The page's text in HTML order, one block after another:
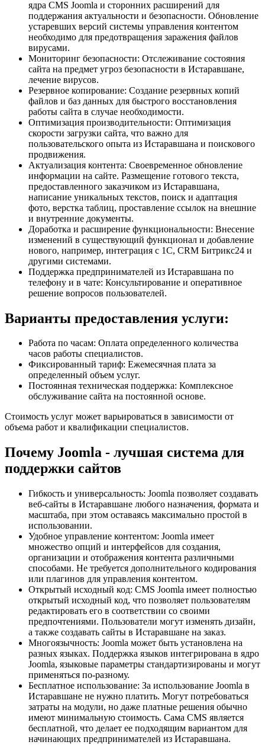
ядра CMS Joomla и сторонних расширений для
поддержания актуальности и безопасности. Обновление
устаревших версий системы управления контентом
необходимо для предотвращения заражения файлов
вирусами.
Мониторинг безопасности: Отслеживание состояния
сайта на предмет угроз безопасности в Истаравшане,
лечение вирусов.
Резервное копирование: Создание резервных копий
файлов и баз данных для быстрого восстановления
работы сайта в случае необходимости.
Оптимизация производительности: Оптимизация
скорости загрузки сайта, что важно для
пользовательского опыта из Истаравшана и поискового
продвижения.
Актуализация контента: Своевременное обновление
информации на сайте. Размещение готового текста,
предоставленного заказчиком из Истаравшана,
написание уникальных текстов, поиск и адаптация
фото, верстка таблиц, проставление ссылок на внешние
и внутренние документы.
Доработка и расширение функциональности: Внесение
изменений в существующий функционал и добавление
нового, например, интеграция с 1С, CRM Битрикс24 и
другими системами.
Поддержка предпринимателей из Истаравшана по
телефону и в чате: Консультирование и оперативное
решение вопросов пользователей.
Варианты предоставления услуги:
Работа по часам: Оплата определенного количества
часов работы специалистов.
Фиксированный тариф: Ежемесячная плата за
определенный объем услуг.
Постоянная техническая поддержка: Комплексное
обслуживание сайта на постоянной основе.
Стоимость услуг может варьироваться в зависимости от
объема работ и квалификации специалистов.
Почему Joomla - лучшая система для
поддержки сайтов
Гибкость и универсальность: Joomla позволяет создавать
веб-сайты в Истаравшане любого назначения, формата и
масштаба, при этом оставаясь максимально простой в
использовании.
Удобное управление контентом: Joomla имеет
множество опций и интерфейсов для создания,
организации и отображения контента различными
способами. Не требуется дополнительного кодирования
или плагинов для управления контентом.
Открытый исходный код: CMS Joomla имеет полностью
открытый исходный код, что позволяет пользователям
редактировать его в соответствии со своими
предпочтениями. Пользователи могут изменять дизайн,
а также создавать сайты в Истаравшане на заказ.
Многоязычность: Joomla может быть установлена на
разных языках. Поддержка языков интегрирована в ядро
Joomla, языковые параметры стандартизированы и могут
применяться по-разному.
Бесплатное использование: За использование Joomla в
Истаравшане не нужно платить. Могут потребоваться
затраты на модули, но даже платные решения обычно
имеют минимальную стоимость. Сама CMS является
бесплатной, что делает ее подходящим вариантом для
начинающих предпринимателей из Истаравшана.